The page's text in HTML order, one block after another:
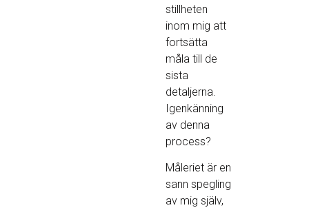
stillheten
inom mig att
fortsätta
måla till de
sista
detaljerna.
Igenkänning
av denna
process?
Måleriet är en
sann spegling
av mig själv,